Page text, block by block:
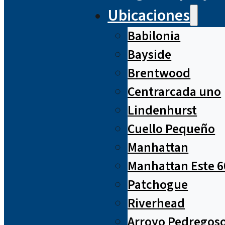
Ubicaciones
Babilonia
Bayside
Brentwood
Centrarcada uno
Lindenhurst
Cuello Pequeño
Manhattan
Manhattan Este
Patchogue
Riverhead